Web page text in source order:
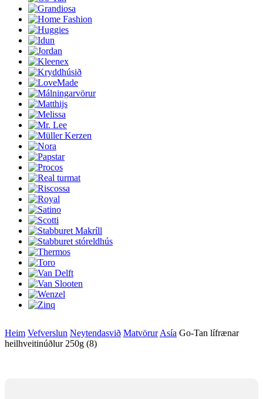
Heim Vefverslun Neytendasvið Matvörur Asía Go-Tan lífrænar
heilhveitinúðlur 250g (8)